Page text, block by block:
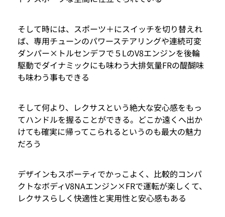
そして時には、スポーツ＋にスイッチを切り替えれ
ば、専用チューンのパワーステアリングや連続可変
ダンパー×トルセンデフで５LのV8エンジンを後輪
駆動でダイナミックにも味わう大排気量FRの醍醐味
も味わう事もできる
そして何より、レクサスという絶大な安心感をもっ
てハンドルを握ることができる。どこか遠くへ出か
けても確実に帰ってこられるというのも最大の魅力
だろう
デザインもスポーティでかっこよく、比較的コンパ
クトなボディV8NAエンジン×FRで運転が楽しくて、
レクサスらしく快適性と実用性と安心感もある